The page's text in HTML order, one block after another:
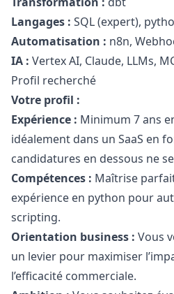
Langages : SQL (expert),
Automatisation : n8n,
IA : Vertex AI, Claude, LLMs,
Profil recherché
Votre profil :
Expérience : Minimum 7 ans
idéalement dans un SaaS en
candidatures en dessous ne
Compétences : Maîtrise
expérience en python pour
scripting.
Orientation business : Vous
un levier pour maximiser
l’efficacité commerciale.